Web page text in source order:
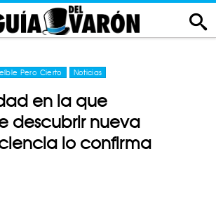
Pero Cierto Noticias
en la que
descubrir nueva
lo confirma